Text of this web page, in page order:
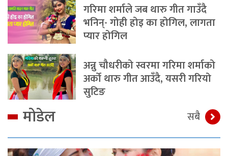
गरिमा शर्माले जब थारु गीत गाउँदै
भनिन्- गोही होइ का होगिल, लागता
प्यार होगिल
अन्नु चौधरीको स्वरमा गरिमा शर्माको
अर्को थारु गीत आउँदै, यसरी गरियो
सुटिङ
मोडेल सबै